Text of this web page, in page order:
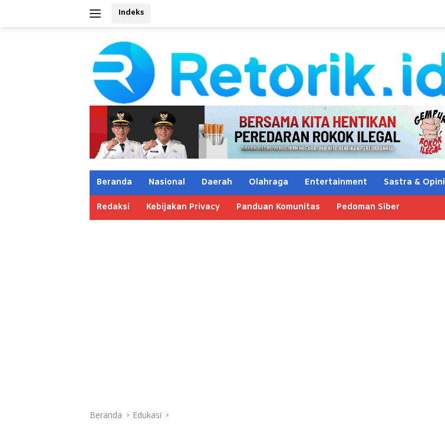
Indeks
Beranda Nasional Daerah Olahraga Entertainment Sastra & Opini
Redaksi Kebijakan Privacy Panduan Komunitas Pedoman Siber
Beranda Edukasi